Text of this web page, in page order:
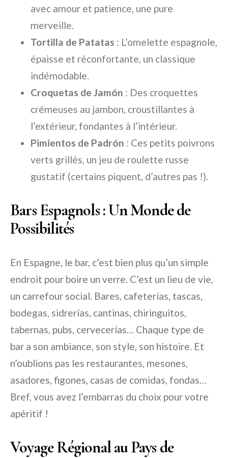
avec amour et patience, une pure
merveille.
Tortilla de Patatas : L’omelette espagnole,
épaisse et réconfortante, un classique
indémodable.
Croquetas de Jamón : Des croquettes
crémeuses au jambon, croustillantes à
l’extérieur, fondantes à l’intérieur.
Pimientos de Padrón : Ces petits poivrons
verts grillés, un jeu de roulette russe
gustatif (certains piquent, d’autres pas !).
Bars Espagnols : Un Monde de
Possibilités
En Espagne, le bar, c’est bien plus qu’un simple
endroit pour boire un verre. C’est un lieu de vie,
un carrefour social. Bares, cafeterías, tascas,
bodegas, sidrerías, cantinas, chiringuitos,
tabernas, pubs, cervecerías… Chaque type de
bar a son ambiance, son style, son histoire. Et
n’oublions pas les restaurantes, mesones,
asadores, figones, casas de comidas, fondas…
Bref, vous avez l’embarras du choix pour votre
apéritif !
Voyage Régional au Pays de